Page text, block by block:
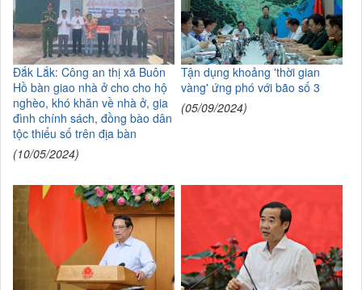
Đắk Lắk: Công an thị xã Buôn
Hồ bàn giao nhà ở cho cho hộ
nghèo, khó khăn về nhà ở, gia
đình chính sách, đồng bào dân
tộc thiểu số trên địa bàn
(10/05/2024)
Tận dụng khoảng 'thời gian
vàng' ứng phó với bão số 3
(05/09/2024)